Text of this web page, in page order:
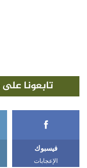
تابعونا
فيسبوك
الإعجابات